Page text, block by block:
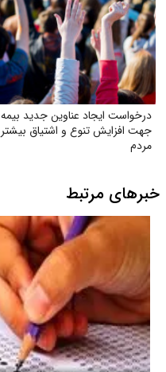
درخواست ایجاد عناوین جدید بیمه
جهت افزایش تنوع و اشتیاق بیشتر
مردم
خبرهای مرتبط